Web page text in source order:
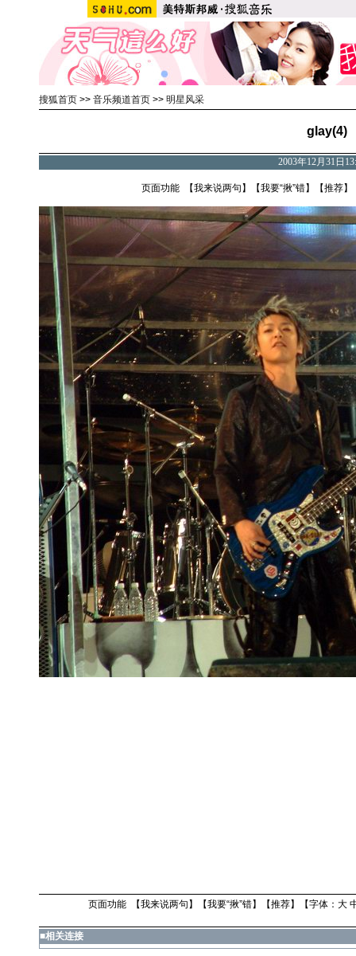
搜狐首页 >> 音乐频道首页 >> 明星风采
glay(4)
2003年12月31日
页面功能 【我来说两句 】【我要“揪”错】【推荐】
页面功能 【我来说两句 】【我要“揪”错】【推荐】【字体： 大
■相关连接